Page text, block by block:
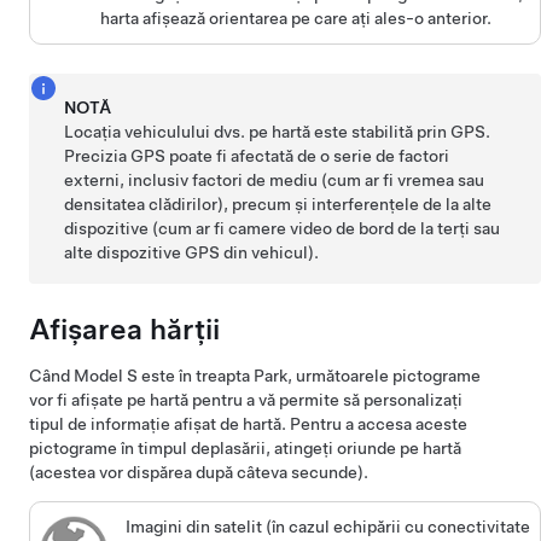
harta afișează orientarea pe care ați ales-o anterior.
NOTĂ
Locația vehiculului dvs. pe hartă este stabilită prin GPS.
Precizia GPS poate fi afectată de o serie de factori
externi, inclusiv factori de mediu (cum ar fi vremea sau
densitatea clădirilor), precum și interferențele de la alte
dispozitive (cum ar fi camere video de bord de la terți sau
alte dispozitive GPS din vehicul).
Afișarea hărții
Când Model S este în treapta Park, următoarele pictograme
vor fi afișate pe hartă pentru a vă permite să personalizați
tipul de informație afișat de hartă. Pentru a accesa aceste
pictograme în timpul deplasării, atingeți oriunde pe hartă
(acestea vor dispărea după câteva secunde).
Imagini din satelit (în cazul echipării cu conectivitate